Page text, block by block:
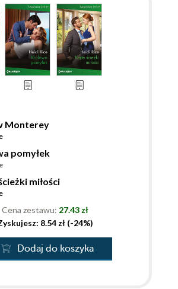
Monterey
pomyłek
miłości
Cena zestawu: 27.43 zł
8.54 zł (-24%)
Dodaj do koszyka